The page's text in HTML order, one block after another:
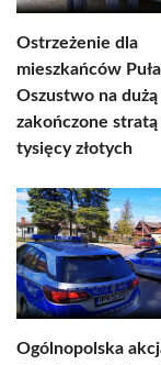
Ostrzeżenie dla
mieszkańców
Oszustwo na dużą
zakończone
tysięcy złotych
Ogólnopolska